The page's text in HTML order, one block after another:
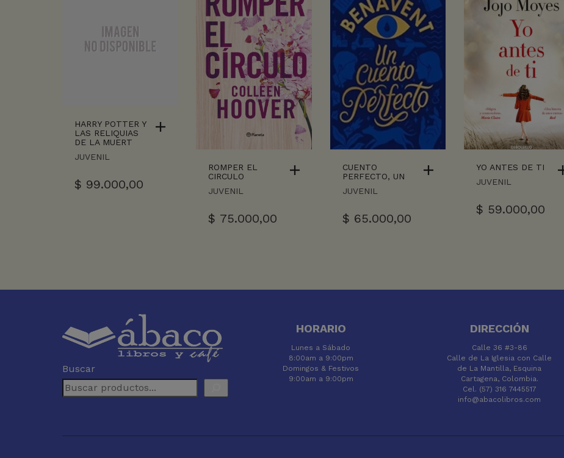
HARRY POTTER Y
LAS RELIQUIAS
DE LA MUERT
JUVENIL
$ 99.000,00
ROMPER EL
CIRCULO
JUVENIL
$ 75.000,00
CUENTO
PERFECTO, UN
JUVENIL
$ 65.000,00
YO ANTES DE TI
JUVENIL
$ 59.000,00
Buscar
HORARIO
Lunes a Sábado
8:00am a 9:00pm
Domingos & Festivos
9:00am a 9:00pm
DIRECCIÓN
Calle 36 #3-86
Calle de La Iglesia con Calle
de La Mantilla, Esquina
Cartagena, Colombia.
Cel. (57) 316 7445517
info@abacolibros.com